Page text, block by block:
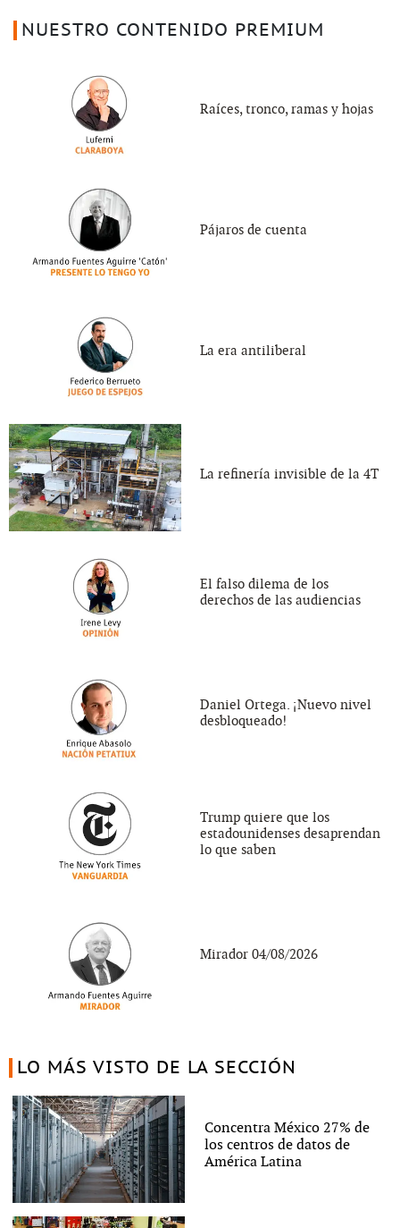
NUESTRO CONTENIDO PREMIUM
Raíces, tronco, ramas y hojas
Pájaros de cuenta
La era antiliberal
La refinería invisible de la 4T
El falso dilema de los
derechos de las audiencias
Daniel Ortega. ¡Nuevo nivel
desbloqueado!
Trump quiere que los
estadounidenses desaprendan
lo que saben
Mirador 04/08/2026
LO MÁS VISTO DE LA SECCIÓN
Concentra México 27% de
los centros de datos de
América Latina